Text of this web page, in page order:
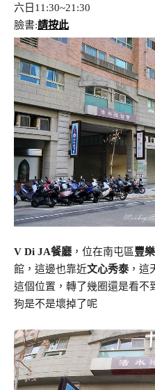
六日11:30~21:30
臉書:請按此
V Di JA餐廳 ，位在南屯區豐
館，這邊也靠近文心秀泰，這
這個位置，轉了幾圈還是看不
狗是不是壞掉了呢